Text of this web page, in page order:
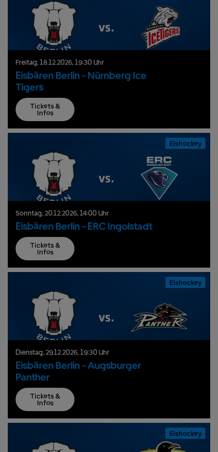
Freitag,18.12.2026,19:30 Uhr
Eisbären Berlin - Nürnberg Ice
Tigers
Tickets &
Infos
Eishockey
Sonntag,20.12.2026,14:00 Uhr
Eisbären Berlin - ERC Ingolstadt
Tickets &
Infos
Eishockey
Dienstag,29.12.2026,19:30 Uhr
Eisbären Berlin - Augsburger
Panther
Tickets &
Infos
Eishockey